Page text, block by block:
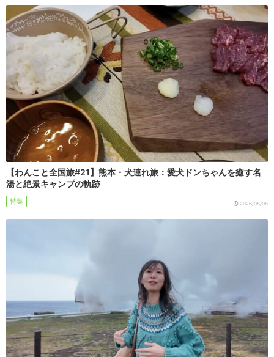
【わんこと全国旅#21】熊本・犬連れ旅：愛犬ドンちゃんを癒す名
湯と絶景キャンプの軌跡
特集 2026/08/08